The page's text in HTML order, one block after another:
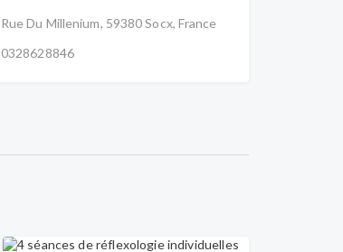
Rue Du Millenium, 59380 Socx, France
0328628846